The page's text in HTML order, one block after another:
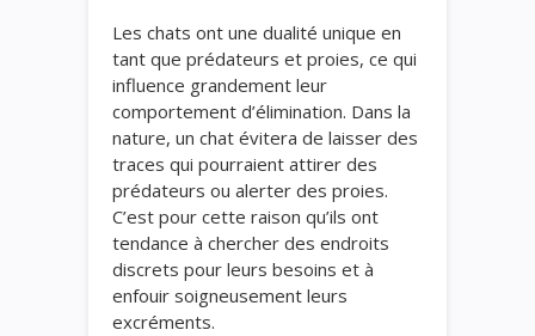
Les chats ont une dualité unique en
tant que prédateurs et proies, ce qui
influence grandement leur
comportement d’élimination. Dans la
nature, un chat évitera de laisser des
traces qui pourraient attirer des
prédateurs ou alerter des proies.
C’est pour cette raison qu’ils ont
tendance à chercher des endroits
discrets pour leurs besoins et à
enfouir soigneusement leurs
excréments.